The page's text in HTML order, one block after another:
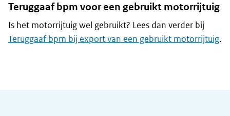
Teruggaaf bpm voor een gebruikt motorrijtuig
Is het motorrijtuig wel gebruikt? Lees dan verder bij
Teruggaaf bpm bij export van een gebruikt motorrijtuig.